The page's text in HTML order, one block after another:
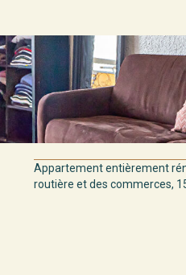
Appartement entièrement
routière et des commerces,